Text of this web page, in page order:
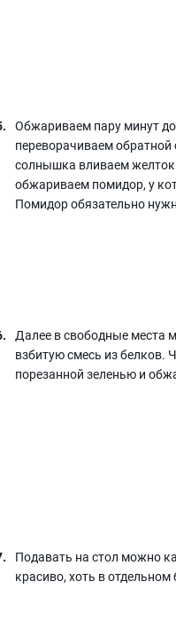
Обжариваем пару минут
переворачиваем
солнышка вливаем
обжариваем помидор, у
Помидор обязательно
Далее в свободные
взбитую смесь из белков.
порезанной зеленью и
Подавать на стол можно
красиво, хоть в отдельном